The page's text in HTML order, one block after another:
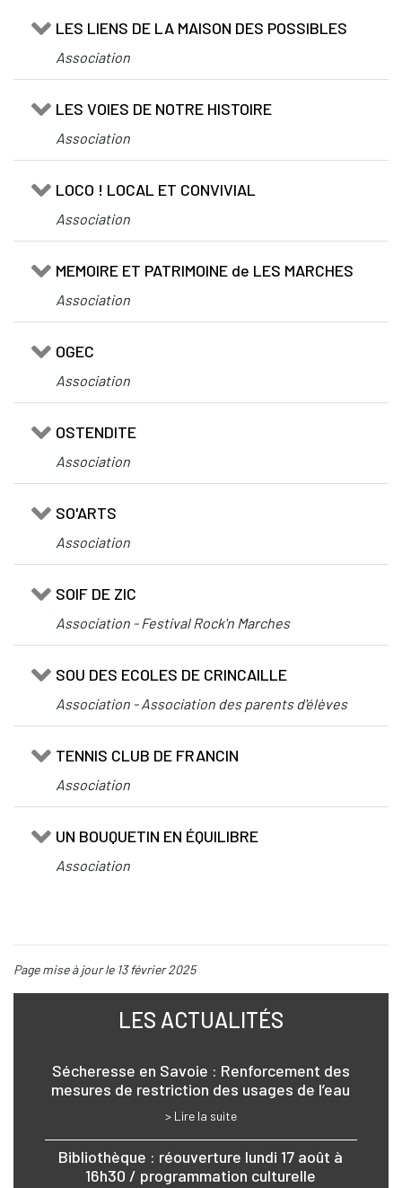
LES LIENS DE LA MAISON DES POSSIBLES
Association
LES VOIES DE NOTRE HISTOIRE
Association
LOCO ! LOCAL ET CONVIVIAL
Association
MEMOIRE ET PATRIMOINE de LES MARCHES
Association
OGEC
Association
OSTENDITE
Association
SO'ARTS
Association
SOIF DE ZIC
Association - Festival Rock'n Marches
SOU DES ECOLES DE CRINCAILLE
Association - Association des parents d'élèves
TENNIS CLUB DE FRANCIN
Association
UN BOUQUETIN EN ÉQUILIBRE
Association
Page mise à jour le 13 février 2025
LES ACTUALITÉS
Sécheresse en Savoie : Renforcement des
mesures de restriction des usages de l’eau
> Lire la suite
Bibliothèque : réouverture lundi 17 août à
16h30 / programmation culturelle